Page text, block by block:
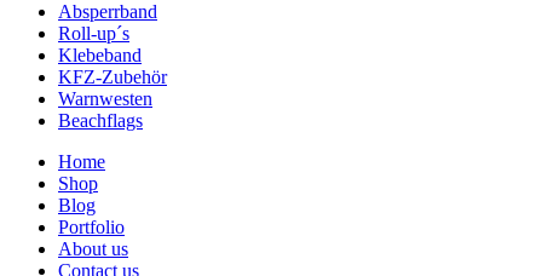
Absperrband
Roll-up´s
Klebeband
KFZ-Zubehör
Warnwesten
Beachflags
Home
Shop
Blog
Portfolio
About us
Contact us